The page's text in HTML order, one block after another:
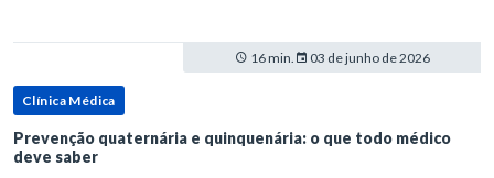
16 min. 03 de junho de 2026
Clínica Médica
Prevenção quaternária e quinquenária: o que todo médico
deve saber